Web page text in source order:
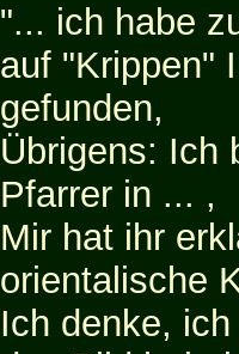
"... ich habe
auf "Krippen"
gefunden,
Übrigens: Ich
Pfarrer in ... ,
Mir hat ihr
orientalische
Ich denke,